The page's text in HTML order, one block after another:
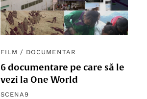
FILM / DOCUMENTAR
6 documentare pe care să le
vezi la One World
SCENA9